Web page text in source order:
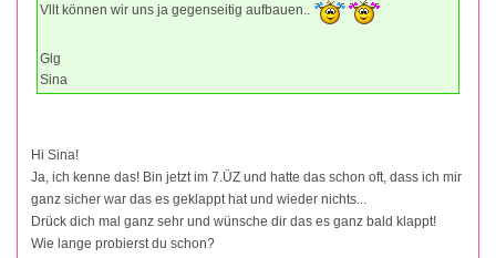
Vllt können wir uns ja gegenseitig aufbauen..
Glg
Sina
Hi Sina!
Ja, ich kenne das! Bin jetzt im 7.ÜZ und hatte das schon oft, dass ich mir
ganz sicher war das es geklappt hat und wieder nichts...
Drück dich mal ganz sehr und wünsche dir das es ganz bald klappt!
Wie lange probierst du schon?